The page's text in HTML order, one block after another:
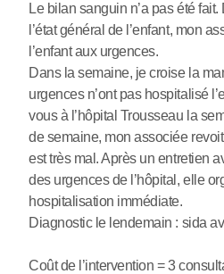
Le bilan sanguin n’a pas été
l’état général de l’enfant, mon
l’enfant aux urgences.
Dans la semaine, je croise la
urgences n’ont pas hospitalisé
vous à l’hôpital Trousseau la
de semaine, mon associée revoit
est très mal. Après un entretien
des urgences de l’hôpital, elle
hospitalisation immédiate.
Diagnostic le lendemain : sida
Coût de l’intervention = 3